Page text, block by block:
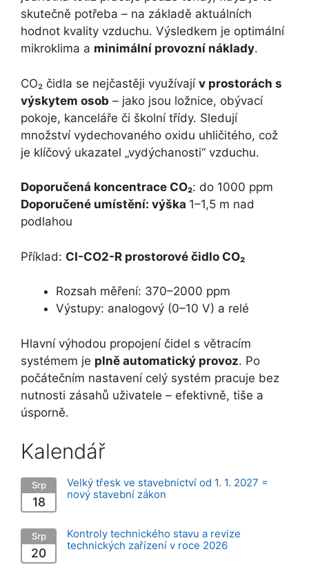
skutečně potřeba – na základě aktuálních
hodnot kvality vzduchu. Výsledkem je optimální
mikroklima a minimální provozní náklady.
CO₂ čidla se nejčastěji využívají v prostorách s
výskytem osob – jako jsou ložnice, obývací
pokoje, kanceláře či školní třídy. Sledují
množství vydechovaného oxidu uhličitého, což
je klíčový ukazatel „vydýchanosti“ vzduchu.
Doporučená koncentrace CO₂: do 1000 ppm
Doporučené umístění: výška 1–1,5 m nad
podlahou
Příklad: CI-CO2-R prostorové čidlo CO₂
Rozsah měření: 370–2000 ppm
Výstupy: analogový (0–10 V) a relé
Hlavní výhodou propojení čidel s větracím
systémem je plně automatický provoz. Po
počátečním nastavení celý systém pracuje bez
nutnosti zásahů uživatele – efektivně, tiše a
úsporně.
Kalendář
Srp
18
Velký třesk ve stavebnictví od 1. 1. 2027 =
nový stavební zákon
Srp
20
Kontroly technického stavu a revize
technických zařízení v roce 2026